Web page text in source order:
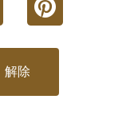
解除